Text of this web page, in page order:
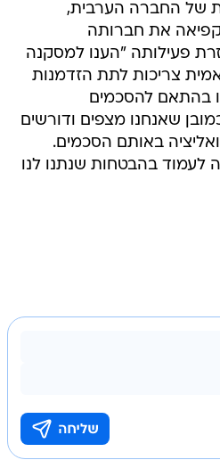
של החברה הערבית,
את חברותה
פעילותה "הענו למסקנה
צריכות לתת הזדמנות
בהתאם להסכמים
שאנחנו מצפים ודורשים
באותם הסכמים.
בהבטחות שנתנו לנו